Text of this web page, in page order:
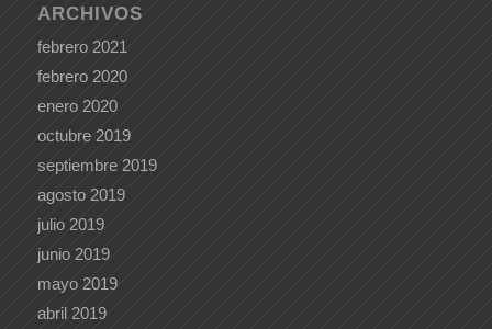
ARCHIVOS
febrero 2021
febrero 2020
enero 2020
octubre 2019
septiembre 2019
agosto 2019
julio 2019
junio 2019
mayo 2019
abril 2019